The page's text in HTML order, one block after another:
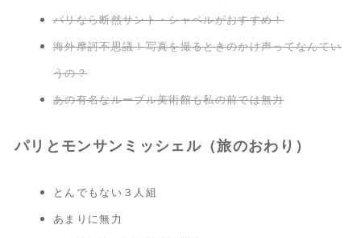
パリなら断然サント・シャペルがおすすめ！
海外摩訶不思議！写真を撮るときのかけ声ってなんてい
うの？
あの有名なルーブル美術館も私の前では無力
パリとモンサンミッシェル（旅のおわり）
とんでもない３人組
あまりに無力